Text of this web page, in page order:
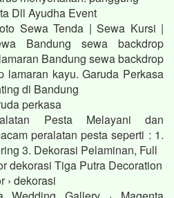
Dll Ayudha Event
Sewa Tenda | Sewa Kursi |
Bandung sewa backdrop
Bandung sewa backdrop
lamaran kayu. Garuda Perkasa
di Bandung
perkasa
Pesta Melayani dan
peralatan pesta seperti : 1.
3. Dekorasi Pelaminan, Full
dekorasi Tiga Putra Decoration
› dekorasi